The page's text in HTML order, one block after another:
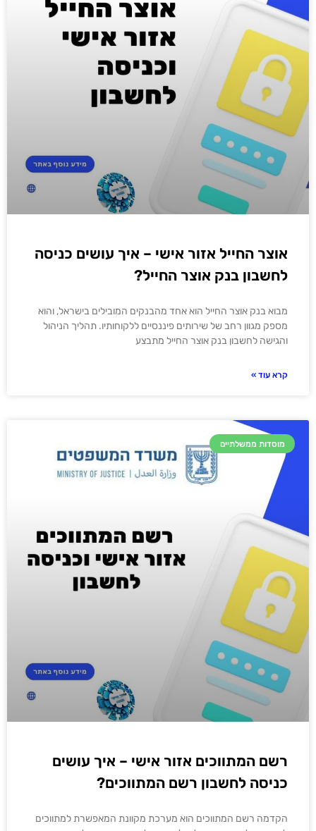
אוצר החייל אזור אישי – איך עושים כניסה
לחשבון בנק אוצר החייל?
מבוא בנק אוצר החייל הוא אחד מהבנקים המובילים בישראל, והוא
מספק מגוון רחב של שירותים פיננסיים ללקוחותיו. תהליך הניהול
והגישה לחשבון בנק אוצר החייל מתבצע
קרא עוד »
מוסדות ממשלתיים
רשם המתווכים אזור אישי – איך עושים
כניסה לחשבון רשם המתווכים?
הקדמה רשם המתווכים הוא מערכת מקוונת המאפשרת למתווכים